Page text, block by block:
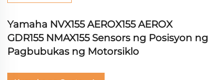
Yamaha NVX155 AEROX155 AEROX
GDR155 NMAX155 Sensors ng Posisyon ng
Pagbubukas ng Motorsiklo